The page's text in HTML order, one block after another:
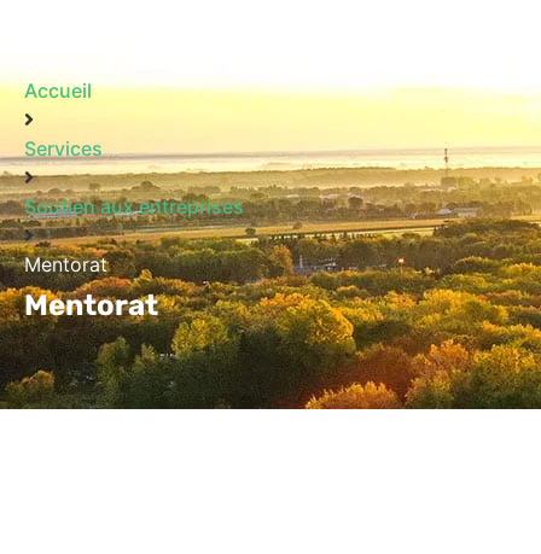
Accueil
Services
Soutien aux entreprises
Mentorat
Mentorat